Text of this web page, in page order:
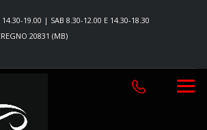
19.00 | SAB 8.30-12.00 E 14.30-18.30
20831 (MB)